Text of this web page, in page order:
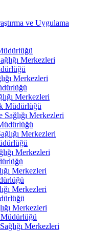
ve Uygulama
Merkezleri
Merkezleri
Merkezleri
Müdürlüğü
Sağlığı Merkezleri
Merkezleri
Merkezleri
Merkezleri
Merkezleri
Merkezleri
Merkezleri